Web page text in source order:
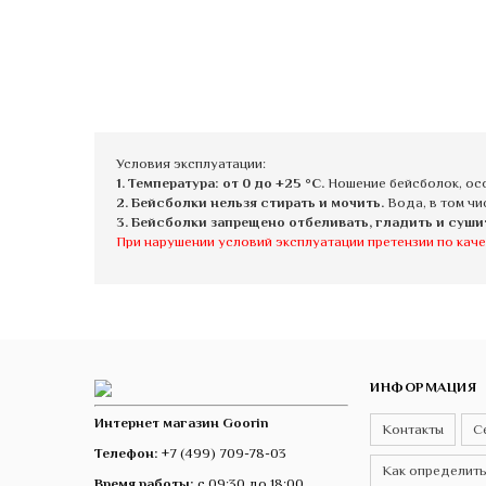
Условия эксплуатации:
1. Температура: от 0 до +25 °C. Ношение бейсболок,
2. Бейсболки нельзя стирать и мочить. Вода, в том
3. Бейсболки запрещено отбеливать, гладить и
При нарушении условий эксплуатации претензии по
Интернет магазин Goorin
Телефон: +7 (499) 709-78-03
ИНФОРМАЦИЯ
Контакты
Как